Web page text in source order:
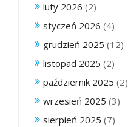
luty 2026 (2)
styczeń 2026 (4)
grudzień 2025 (12)
listopad 2025 (2)
październik 2025 (2)
wrzesień 2025 (3)
sierpień 2025 (7)